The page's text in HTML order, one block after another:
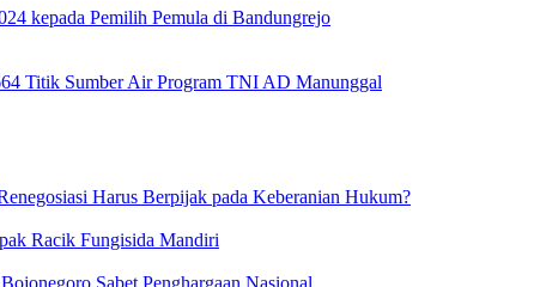
kepada Pemilih Pemula di Bandungrejo
Titik Sumber Air Program TNI AD Manunggal
Harus Berpijak pada Keberanian Hukum?
Racik Fungisida Mandiri
Sabet Penghargaan Nasional